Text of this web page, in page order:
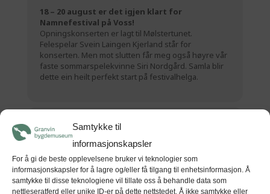
Samtykke til
informasjonskapsler
For å gi de beste opplevelsene bruker vi teknologier som
informasjonskapsler for å lagre og/eller få tilgang til enhetsinformasjon. Å
samtykke til disse teknologiene vil tillate oss å behandle data som
nettleseratferd eller unike ID-er på dette nettstedet. Å ikke samtykke eller
18 – 20 august er det igjen klart for
Namnefestival på Voss!
Opningskonserten er lagt til Mølstertunet.
Felespelar Svein Laingen Kjerland står for
konserten. Men mot slutten får meg også høyre vår
faste sommarspelekvinne Siri Nordgård. Samla blir
dette ein heilt perfekt start på festivalhelga.
Tid
(Fredag) 16:00 - 17:30 (GMT+00:00)
STAD